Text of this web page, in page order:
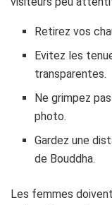
Retirez vos
Evitez les
transparentes.
Ne grimpez
photo.
Gardez une
de Bouddha.
Les femmes